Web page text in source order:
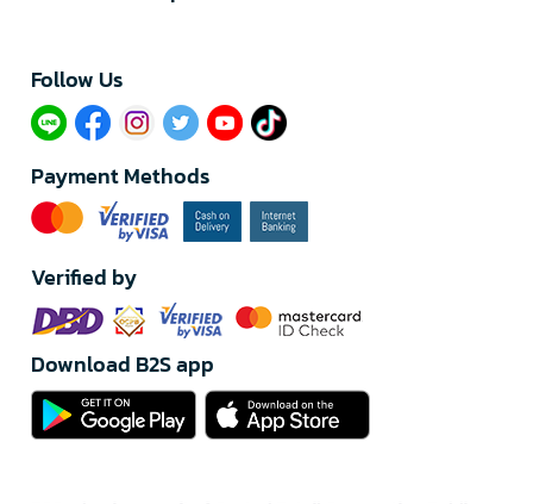
Follow Us​
Payment Methods
Verified by
Download B2S app